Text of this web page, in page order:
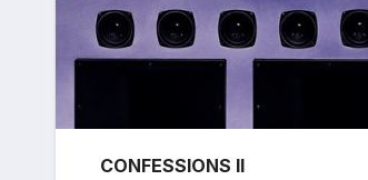
CONFESSIONS II